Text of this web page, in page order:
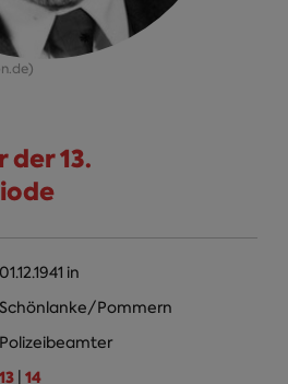
13.
01.12.1941 in
Schönlanke/Pommern
Polizeibeamter
13 14